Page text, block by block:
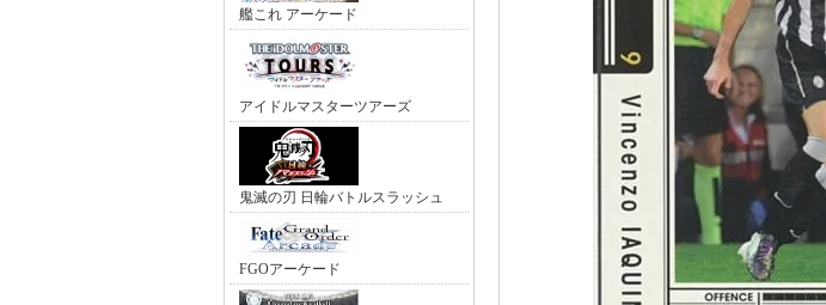
艦これ アーケード
アイドルマスターツアーズ
鬼滅の刃 日輪バトルスラッシュ
FGOアーケード